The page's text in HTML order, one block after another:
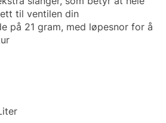
til ventilen din
på 21 gram, med løpesnor for å